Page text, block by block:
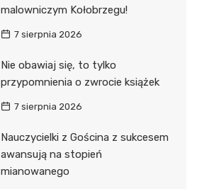
malowniczym Kołobrzegu!
7 sierpnia 2026
Nie obawiaj się, to tylko
przypomnienia o zwrocie książek
7 sierpnia 2026
Nauczycielki z Gościna z sukcesem
awansują na stopień
mianowanego